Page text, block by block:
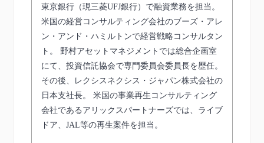
東京銀行（現三菱UFJ銀行）で融資業務を担当。
米国の経営コンサルティング会社のブーズ・アレ
ン・アンド・ハミルトンで経営戦略コンサルタン
ト。 野村アセットマネジメントでは総合企画室
にて、投資信託協会で専門委員会委員長を歴任。
その後、レクシスネクシス・ジャパン株式会社の
日本支社長。 米国の事業再生コンサルティング
会社であるアリックスパートナーズでは、ライブ
ドア、JAL等の再生案件を担当。